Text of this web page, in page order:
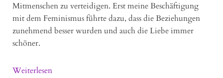
Mitmenschen zu verteidigen. Erst meine Beschäftigung
mit dem Feminismus führte dazu, dass die Beziehungen
zunehmend besser wurden und auch die Liebe immer
schöner.
Weiterlesen